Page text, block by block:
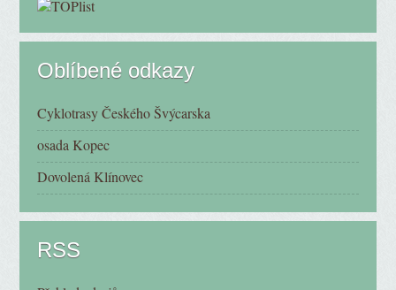
Oblíbené odkazy
Cyklotrasy Českého Švýcarska
osada Kopec
Dovolená Klínovec
RSS